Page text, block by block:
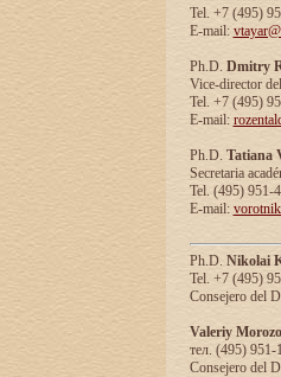
Tel. +7 (495)
E-mail:
Ph.D. Dmitry
Vice-director
Tel. +7 (495)
E-mail:
Ph.D. Tatiana
Secretaria
Tel. (495) 951-
E-mail:
Ph.D. Nikolai
Tel. +7 (495)
Consejero del
Valeriy
тел. (495) 951-
Consejero del